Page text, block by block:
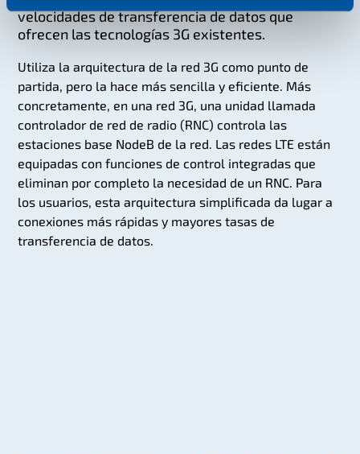
velocidades de transferencia de datos que
ofrecen las tecnologías 3G existentes.
Utiliza la arquitectura de la red 3G como punto de
partida, pero la hace más sencilla y eficiente. Más
concretamente, en una red 3G, una unidad llamada
controlador de red de radio (RNC) controla las
estaciones base NodeB de la red. Las redes LTE están
equipadas con funciones de control integradas que
eliminan por completo la necesidad de un RNC. Para
los usuarios, esta arquitectura simplificada da lugar a
conexiones más rápidas y mayores tasas de
transferencia de datos.